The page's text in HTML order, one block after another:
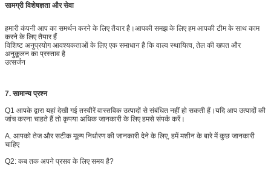
सामग्री विशेषज्ञता और सेवा
हमारी कंपनी आप का समर्थन करने के लिए तैयार है।आपकी समझ के लिए हम आपकी टीम के साथ काम
करने के लिए तैयार हैं
विशिष्ट अनुप्रयोग आवश्यकताओं के लिए एक समाधान है कि वाल्व स्थायित्व, तेल की खपत और
अनुकूलन का प्रस्ताव है
उत्सर्जन
7. सामान्य प्रश्न
Q1 आपके द्वारा यहां देखी गई तस्वीरें वास्तविक उत्पादों से संबंधित नहीं हो सकती हैं।यदि आप उत्पादों की
जांच करना चाहते हैं तो कृपया अधिक जानकारी के लिए हमसे संपर्क करें।
A. आपको तेज और सटीक मूल्य निर्धारण की जानकारी देने के लिए, हमें मशीन के बारे में कुछ जानकारी
चाहिए
Q2: कब तक अपने प्रसव के लिए समय है?